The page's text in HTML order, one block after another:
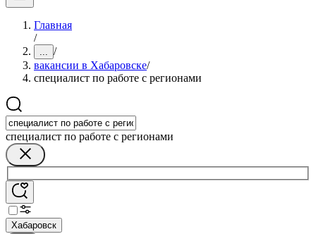
Главная
/
... /
вакансии в Хабаровске/
специалист по работе с регионами
специалист по работе с регионами
Хабаровск